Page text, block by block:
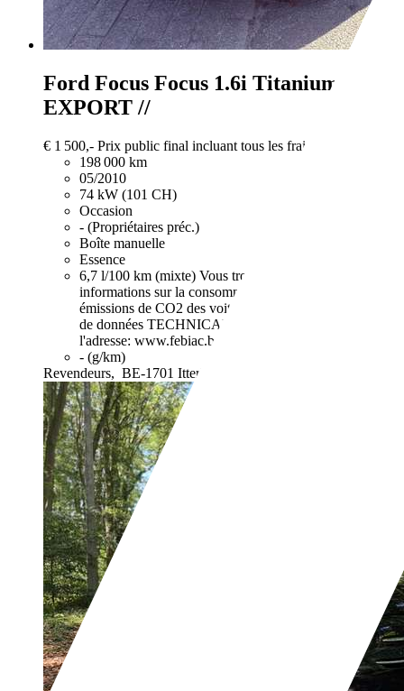
Ford Focus Focus 1.6i Titanium //
EXPORT //
€ 1 500,- Prix public final incluant tous les frais et taxes.
198 000 km
05/2010
74 kW (101 CH)
Occasion
- (Propriétaires préc.)
Boîte manuelle
Essence
6,7 l/100 km (mixte) Vous trouverez de plus amples
informations sur la consommation de carburant et les
émissions de CO2 des voitures neuves dans la banque
de données TECHNICAR sur le site de la FEBIAC à
l'adresse: www.febiac.be.
- (g/km)
Revendeurs, BE-1701 Itterbeek